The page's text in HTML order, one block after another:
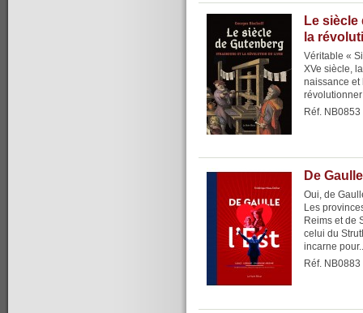
Le
la
Véritable «
XVe siècle,
naissance et
Réf. NB0853
De
Oui, de
Les
Reims et de
celui du
incarne
Réf. NB0883